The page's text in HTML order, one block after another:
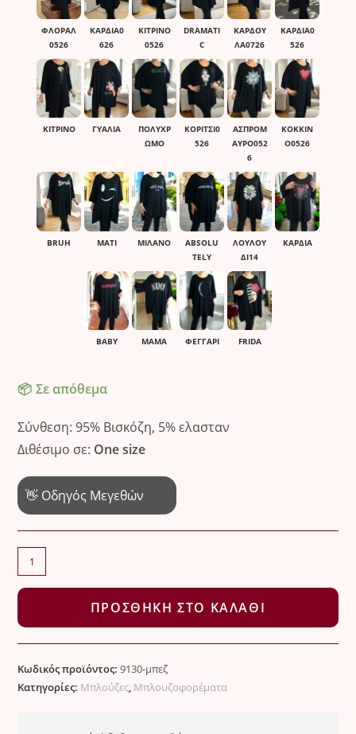
ΦΛΟΡΑΛ
0526
ΚΑΡΔΙΑ0
626
ΚΙΤΡΙΝΟ
0526
DRAMATI
C
ΚΑΡΔΟΥ
ΛΑ0726
ΚΑΡΔΙΑ0
526
ΚΊΤΡΙΝΟ ΓΥΑΛΙΑ
ΠΟΛΎΧΡ
ΩΜΟ
ΚΟΡΙΤΣΙ0
526
ΑΣΠΡΟΜ
ΑΥΡΟ052
6
ΚΟΚΚΙΝ
Ο0526
BRUH ΜΑΤΙ ΜΙΛΑΝΟ
ABSOLU
TELY
ΛΟΥΛΟΥ
ΔΙ14
ΚΑΡΔΙΑ
BABY ΜΑΜΑ ΦΕΓΓΑΡΙ FRIDA
Σε απόθεμα
Σύνθεση: 95% Βισκόζη, 5% ελασταν
Διθέσιμο σε: One size
👋 Οδηγός Μεγεθών
Μαύρο
μπλουζοφόρεμα
με
ποσότητα
ΠΡΟΣΘΉΚΗ ΣΤΟ ΚΑΛΆΘΙ
Κωδικός προϊόντος:9130-μπεζ
Κατηγορίες: Μπλούζες, Μπλουζοφορέματα